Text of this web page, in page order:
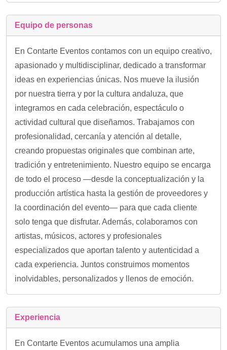
Equipo de personas
En Contarte Eventos contamos con un equipo creativo,
apasionado y multidisciplinar, dedicado a transformar
ideas en experiencias únicas. Nos mueve la ilusión
por nuestra tierra y por la cultura andaluza, que
integramos en cada celebración, espectáculo o
actividad cultural que diseñamos. Trabajamos con
profesionalidad, cercanía y atención al detalle,
creando propuestas originales que combinan arte,
tradición y entretenimiento. Nuestro equipo se encarga
de todo el proceso —desde la conceptualización y la
producción artística hasta la gestión de proveedores y
la coordinación del evento— para que cada cliente
solo tenga que disfrutar. Además, colaboramos con
artistas, músicos, actores y profesionales
especializados que aportan talento y autenticidad a
cada experiencia. Juntos construimos momentos
inolvidables, personalizados y llenos de emoción.
Experiencia
En Contarte Eventos acumulamos una amplia